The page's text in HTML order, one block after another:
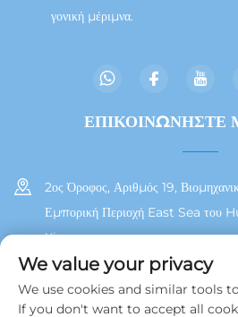
γονική μέριμνα.
ΕΠΙΚΟΙΝΩΝΗΣΤΕ
2ος Όροφος, Αριθμός 19,
Εμπορική Περιοχή East Sea του
Xiamen
+86
[email
We value your privacy
We use cookies and similar tools
If you don't want to accept all